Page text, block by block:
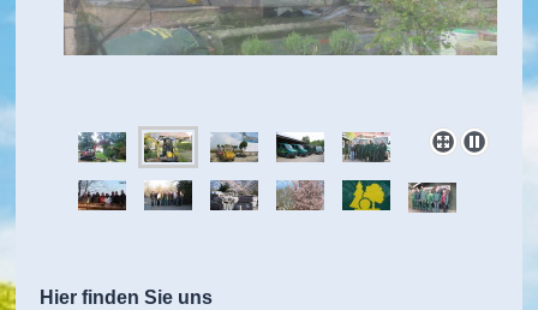
Hier finden Sie uns